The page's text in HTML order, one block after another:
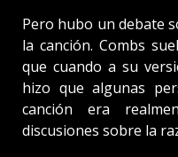
Pero hubo un debate
la canción. Combs
que cuando a su
hizo que algunas
canción era
discusiones sobre la